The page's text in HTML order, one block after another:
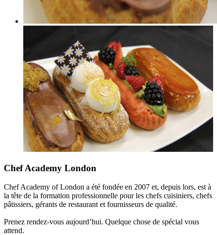
Chef Academy London
Chef Academy of London a été fondée en 2007 et, depuis lors, est à
la tête de la formation professionnelle pour les chefs cuisiniers, chefs
pâtissiers, gérants de restaurant et fournisseurs de qualité.
Prenez rendez-vous aujourd’hui. Quelque chose de spécial vous
attend.